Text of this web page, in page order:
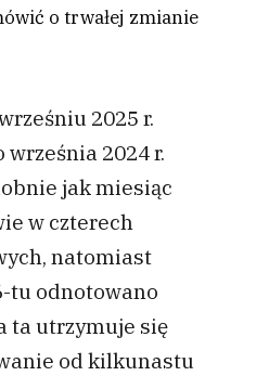
o trwałej zmianie
2025 r.
2024 r.
jak miesiąc
w czterech
natomiast
tu odnotowano
ta utrzymuje się
od kilkunastu